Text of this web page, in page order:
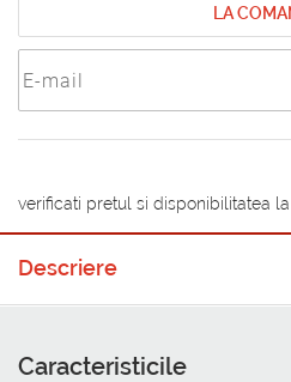
LA
verificati pretul si disponibilitatea
Descriere
Caracteristicile